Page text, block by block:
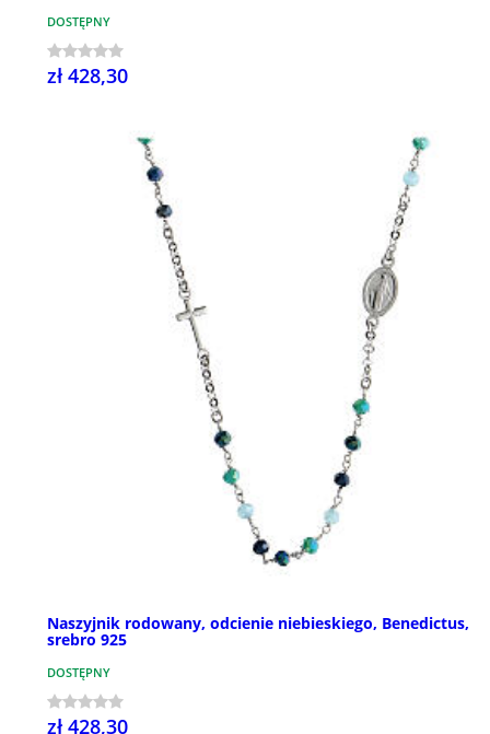
DOSTĘPNY
zł 428,30
Naszyjnik rodowany, odcienie niebieskiego, Benedictus,
srebro 925
DOSTĘPNY
zł 428,30